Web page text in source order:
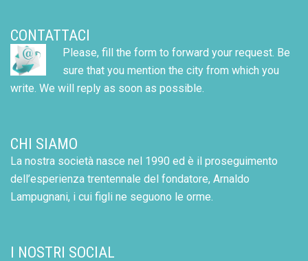
CONTATTACI
Please, fill the form to forward your request. Be
sure that you mention the city from which you
write. We will reply as soon as possible.
CHI SIAMO
La nostra società nasce nel 1990 ed è il proseguimento
dell’esperienza trentennale del fondatore, Arnaldo
Lampugnani, i cui figli ne seguono le orme.
I NOSTRI SOCIAL